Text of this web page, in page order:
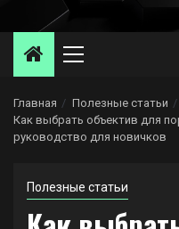
Основное
Главная
Полезные статьи
Как выбрать объектив для
руководство для новичков
Полезные статьи